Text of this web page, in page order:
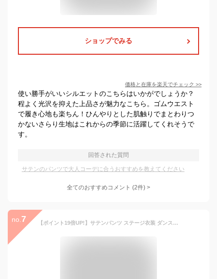
ショップでみる
価格と在庫を楽天でチェック >>
使い勝手がいいシルエットのこちらはいかがでしょうか？
程よく光沢を抑えた上品さが魅力なこちら。ゴムウエスト
で履き心地も楽ちん！ひんやりとした肌触りでまとわりつ
かないさらり生地はこれからの季節に活躍してくれそうで
す。
回答された質問
サテンのパンツで大人コーデに合うおすすめを教えてください
全てのおすすめコメント (2件) >
no. 7 【ポイント19倍UP!】サテンパンツ ステージ衣装 ダンス衣装 カラオケ衣装 舞台衣装 コンサート ライブ イベント クリスマス 仮装 学園祭 文化祭 パーティー 演劇 講演 サテン生地 おすすめ 男女兼用 メンズ レディース 伸縮性 パンツのみ 全12色 サイズS〜3L 27pt06sn